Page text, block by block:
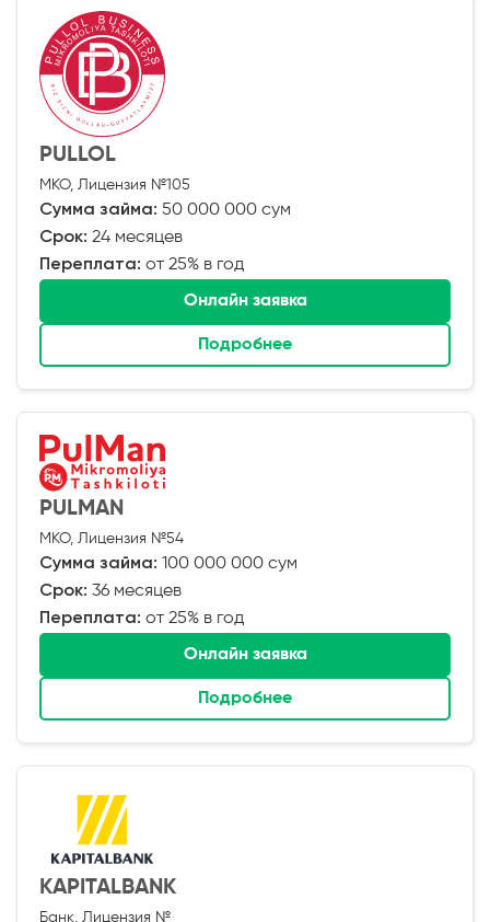
PULLOL
МКО, Лицензия №105
Сумма займа: 50 000 000 сум
Срок: 24 месяцев
Переплата: от 25% в год
Онлайн заявка
Подробнее
PULMAN
МКО, Лицензия №54
Сумма займа: 100 000 000 сум
Срок: 36 месяцев
Переплата: от 25% в год
Онлайн заявка
Подробнее
KAPITALBANK
Банк, Лицензия №